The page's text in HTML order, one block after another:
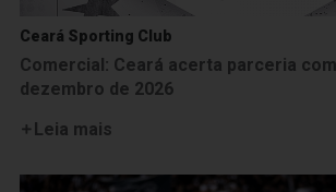
Ceará Sporting Club
Comercial: Ceará acerta parceria
dezembro de 2026
Leia mais